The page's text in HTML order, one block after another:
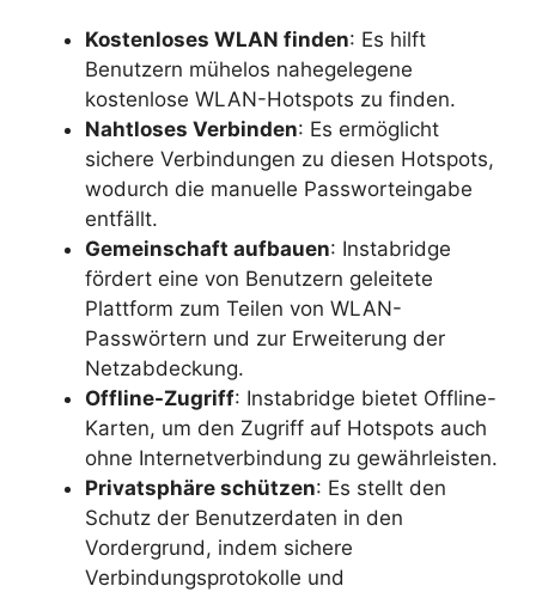
Kostenloses WLAN finden: Es hilft
Benutzern mühelos nahegelegene
kostenlose WLAN-Hotspots zu finden.
Nahtloses Verbinden: Es ermöglicht
sichere Verbindungen zu diesen Hotspots,
wodurch die manuelle Passworteingabe
entfällt.
Gemeinschaft aufbauen: Instabridge
fördert eine von Benutzern geleitete
Plattform zum Teilen von WLAN-
Passwörtern und zur Erweiterung der
Netzabdeckung.
Offline-Zugriff: Instabridge bietet Offline-
Karten, um den Zugriff auf Hotspots auch
ohne Internetverbindung zu gewährleisten.
Privatsphäre schützen: Es stellt den
Schutz der Benutzerdaten in den
Vordergrund, indem sichere
Verbindungsprotokolle und